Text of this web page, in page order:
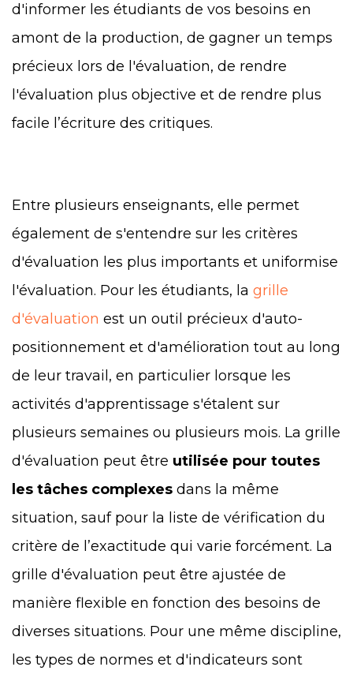
d'informer les étudiants de vos besoins en
amont de la production, de gagner un temps
précieux lors de l'évaluation, de rendre
l'évaluation plus objective et de rendre plus
facile l’écriture des critiques.
Entre plusieurs enseignants, elle permet
également de s'entendre sur les critères
d'évaluation les plus importants et uniformise
l'évaluation. Pour les étudiants, la grille
d'évaluation est un outil précieux d'auto-
positionnement et d'amélioration tout au long
de leur travail, en particulier lorsque les
activités d'apprentissage s'étalent sur
plusieurs semaines ou plusieurs mois. La grille
d'évaluation peut être utilisée pour toutes
les tâches complexes dans la même
situation, sauf pour la liste de vérification du
critère de l’exactitude qui varie forcément. La
grille d'évaluation peut être ajustée de
manière flexible en fonction des besoins de
diverses situations. Pour une même discipline,
les types de normes et d'indicateurs sont